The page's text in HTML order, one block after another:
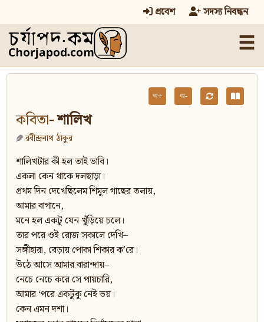
প্রবেশ সদস্য নিবন্ধন
☰
অ+ অ-
কবিতা- শালিখ
রবীন্দ্রনাথ ঠাকুর
শালিখটার কী হল তাই ভাবি।
একলা কেন থাকে দলছাড়া।
প্রথম দিন দেখেছিলেম শিমুল গাছের তলায়,
আমার বাগানে,
মনে হল একটু যেন খুঁড়িয়ে চলে।
তার পরে ওই রোজ সকালে দেখি–
সঙ্গীহারা, বেড়ায় পোকা শিকার ক’রে।
উঠে আসে আমার বারান্দায়–
নেচে নেচে করে সে পায়চারি,
আমার ‘পরে একটুকু নেই ভয়।
কেন এমন দশা।